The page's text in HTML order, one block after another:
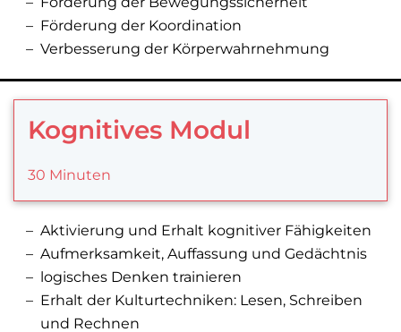
Förderung der Koordination
Verbesserung der Körperwahrnehmung
Aktivierung und Erhalt kognitiver Fähigkeiten
Aufmerksamkeit, Auffassung und Gedächtnis
logisches Denken trainieren
Erhalt der Kulturtechniken: Lesen, Schreiben
und Rechnen
Kognitives Modul
30 Minuten